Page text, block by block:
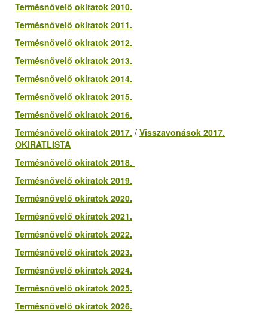
Termésnövelő okiratok 2010.
Termésnövelő okiratok 2011.
Termésnövelő okiratok 2012.
Termésnövelő okiratok 2013.
Termésnövelő okiratok 2014.
Termésnövelő okiratok 2015.
Termésnövelő okiratok 2016.
Termésnövelő okiratok 2017. / Visszavonások 2017.
OKIRATLISTA
Termésnövelő okiratok 2018.
Termésnövelő okiratok 2019.
Termésnövelő okiratok 2020.
Termésnövelő okiratok 2021.
Termésnövelő okiratok 2022.
Termésnövelő okiratok 2023.
Termésnövelő okiratok 2024.
Termésnövelő okiratok 2025.
Termésnövelő okiratok 2026.